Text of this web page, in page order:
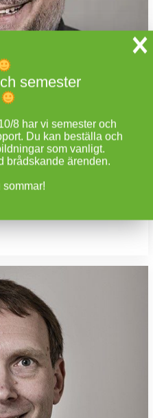
semester
8 har vi semester och
Du kan beställa och
som vanligt.
brådskande ärenden.
sommar!